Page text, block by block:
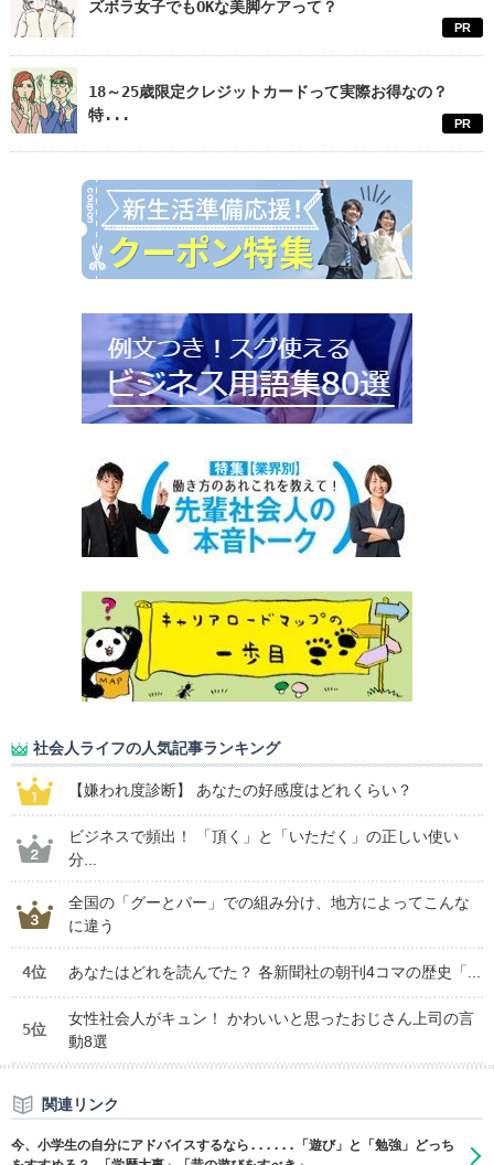
ズボラ女子でもOKな美脚ケアって？
PR
18～25歳限定クレジットカードって実際お得なの？
特...
PR
社会人ライフの人気記事ランキング
【嫌われ度診断】 あなたの好感度はどれくらい？
ビジネスで頻出！ 「頂く」と「いただく」の正しい使い
分...
全国の「グーとパー」での組み分け、地方によってこんな
に違う
4位 あなたはどれを読んでた？ 各新聞社の朝刊4コマの歴史「...
5位
女性社会人がキュン！ かわいいと思ったおじさん上司の言
動8選
関連リンク
今、小学生の自分にアドバイスするなら......「遊び」と「勉強」どっち